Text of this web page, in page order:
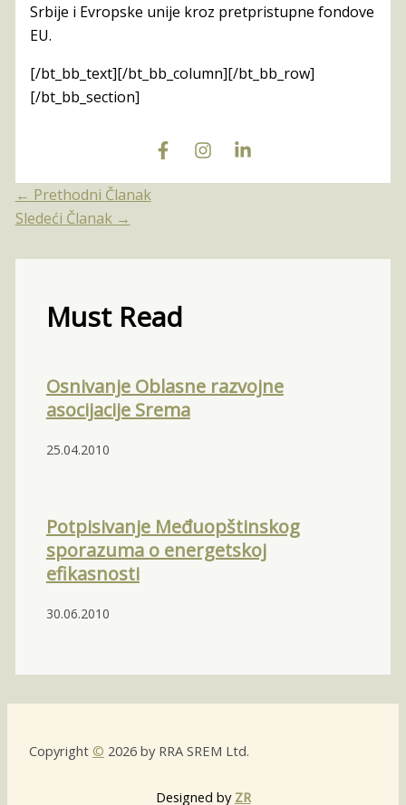
Srbije i Evropske unije kroz pretpristupne fondove
EU.
[/bt_bb_text][/bt_bb_column][/bt_bb_row]
[/bt_bb_section]
← Prethodni Članak
Sledeći Članak →
Must Read
Osnivanje Oblasne razvojne
asocijacije Srema
25.04.2010
Potpisivanje Međuopštinskog
sporazuma o energetskoj
efikasnosti
30.06.2010
Copyright © 2026 by RRA SREM Ltd.
Designed by ZR